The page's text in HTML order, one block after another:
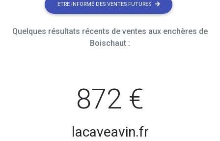
ETRE INFORMÉ DES VENTES FUTURES
Quelques résultats récents de ventes aux enchères de
Boischaut :
872 €
lacaveavin.fr